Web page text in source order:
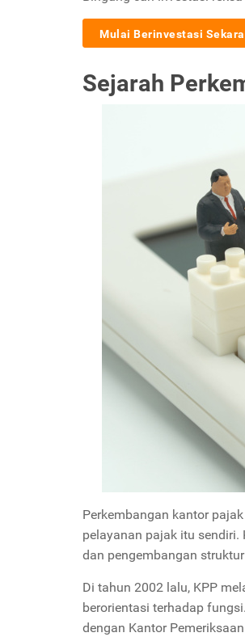
Mulai Berinvestasi
Sejarah
Perkembangan kantor
pelayanan pajak itu
dan pengembangan struktur
Di tahun 2002 lalu, KPP
berorientasi terhadap
dengan Kantor